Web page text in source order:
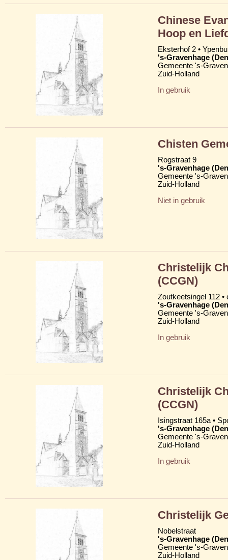
Chinese
Hoop en
Eksterhof 2 •
's-Gravenhage
Gemeente 's-
Zuid-Holland
In gebruik
Chisten
Rogstraat 9
's-Gravenhage
Gemeente 's-
Zuid-Holland
Niet in gebruik
Christelijk
(CCGN)
Zoutkeetsingel 112 •
's-Gravenhage
Gemeente 's-
Zuid-Holland
In gebruik
Christelijk
(CCGN)
Isingstraat 165a •
's-Gravenhage
Gemeente 's-
Zuid-Holland
In gebruik
Christelijk
Nobelstraat
's-Gravenhage
Gemeente 's-
Zuid-Holland